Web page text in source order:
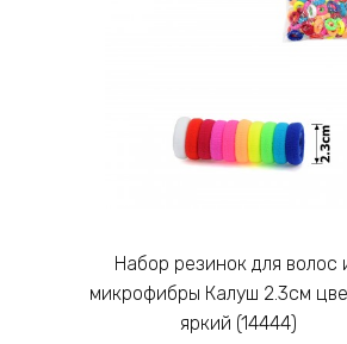
Набор резинок для волос из
микрофибры Калуш 2.3см
яркий (14444)